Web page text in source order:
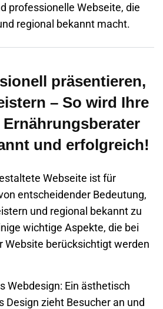
professionelle Webseite, die
regional bekannt macht.
präsentieren,
– So wird Ihre
und erfolgreich!
Webseite ist für
entscheidender Bedeutung,
und regional bekannt zu
wichtige Aspekte, die bei
Website berücksichtigt werden
Webdesign: Ein ästhetisch
Design zieht Besucher an und